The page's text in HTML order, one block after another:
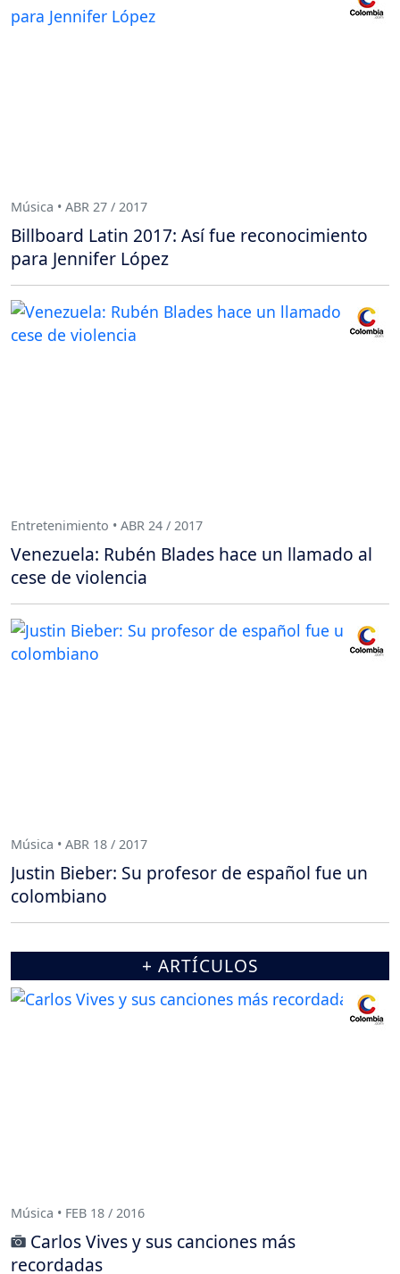
Música • ABR 27 / 2017
Billboard Latin 2017: Así fue reconocimiento
para Jennifer López
Entretenimiento • ABR 24 / 2017
Venezuela: Rubén Blades hace un llamado al
cese de violencia
Música • ABR 18 / 2017
Justin Bieber: Su profesor de español fue un
colombiano
+ ARTÍCULOS
Música • FEB 18 / 2016
Carlos Vives y sus canciones más
recordadas